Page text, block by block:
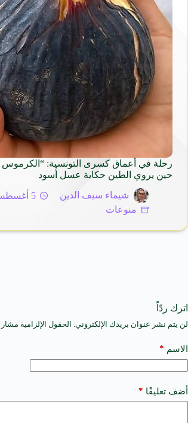
رحلة في أعماق كسرى التونسية: “الكرموس
حين يروي الطين حكاية عسل أسود
شيماء سيف الدين
5 أغسطس 2026
منوعات
اترك ردّاً
لن يتم نشر عنوان بريدك الإلكتروني. الحقول الإلزامية مشار
الاسم *
أضف تعليقًا *
A
t
e
a
t